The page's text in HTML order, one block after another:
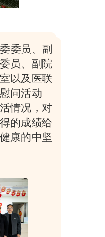
委员、副
员、副院
以及医联
问活动
情况，对
的成绩给
康的中坚